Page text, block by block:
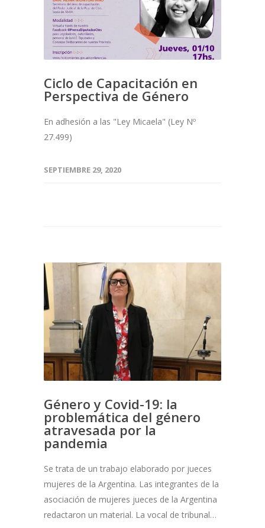
Ciclo de Capacitación en
Perspectiva de Género
En adhesión a las "Ley Micaela" (Ley Nº
27.499)
SEPTIEMBRE 29, 2020
Género y Covid-19: la
problemática del género
atravesada por la
pandemia
Se trata de un trabajo elaborado por jueces
mujeres de la Argentina. Las integrantes de la
asociación de mujeres jueces de la Argentina
redactaron un material. La vocal de tribunal…